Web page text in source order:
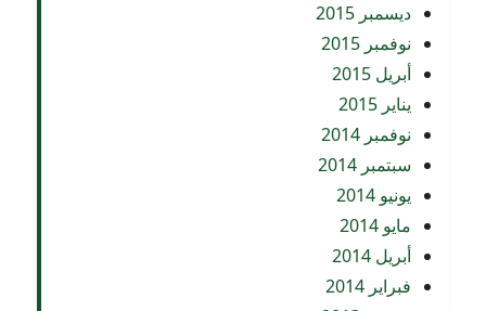
ديسمبر 2015
نوفمبر 2015
أبريل 2015
يناير 2015
نوفمبر 2014
سبتمبر 2014
يونيو 2014
مايو 2014
أبريل 2014
فبراير 2014